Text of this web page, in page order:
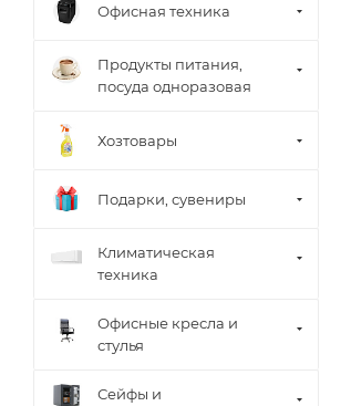
Офисная техника
Продукты питания,
посуда одноразовая
Хозтовары
Подарки, сувениры
Климатическая
техника
Офисные кресла и
стулья
Сейфы и